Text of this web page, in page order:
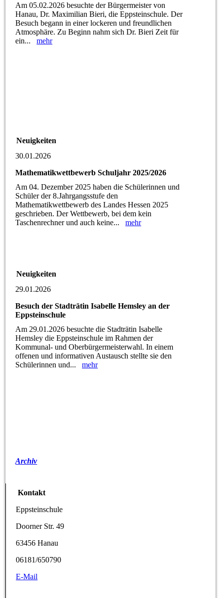
Am 05.02.2026 besuchte der Bürgermeister von
Hanau, Dr. Maximilian Bieri, die Eppsteinschule. Der
Besuch begann in einer lockeren und freundlichen
Atmosphäre. Zu Beginn nahm sich Dr. Bieri Zeit für
ein...mehr
Neuigkeiten
30.01.2026
Mathematikwettbewerb Schuljahr 2025/2026
Am 04. Dezember 2025 haben die Schülerinnen und
Schüler der 8.Jahrgangsstufe den
Mathematikwettbewerb des Landes Hessen 2025
geschrieben. Der Wettbewerb, bei dem kein
Taschenrechner und auch keine...mehr
Neuigkeiten
29.01.2026
Besuch der Stadträtin Isabelle Hemsley an der
Eppsteinschule
Am 29.01.2026 besuchte die Stadträtin Isabelle
Hemsley die Eppsteinschule im Rahmen der
Kommunal- und Oberbürgermeisterwahl. In einem
offenen und informativen Austausch stellte sie den
Schülerinnen und...mehr
Archiv
Kontakt
Eppsteinschule
Doorner Str. 49
63456 Hanau
06181/650790
E-Mail